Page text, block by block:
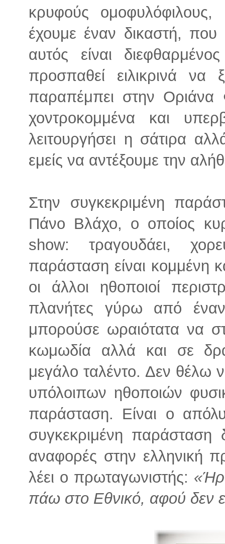
κρυφούς ομοφυλόφιλους,
έχουμε έναν δικαστή,
αυτός είναι
προσπαθεί ειλικρινά να
παραπέμπει στην Οριάνα
χοντροκομμένα και
λειτουργήσει η σάτιρα
εμείς να αντέξουμε την
Στην συγκεκριμένη
Πάνο Βλάχο, ο οποίος
show: τραγουδάει,
παράσταση είναι κομμένη
οι άλλοι ηθοποιοί
πλανήτες γύρω από
μπορούσε ωραιότατα να
κωμωδία αλλά και σε
μεγάλο ταλέντο. Δεν θέλω
υπόλοιπων ηθοποιών
παράσταση. Είναι ο
συγκεκριμένη παράσταση
αναφορές στην ελληνική
λέει ο πρωταγωνιστής:
πάω στο Εθνικό, αφού δεν